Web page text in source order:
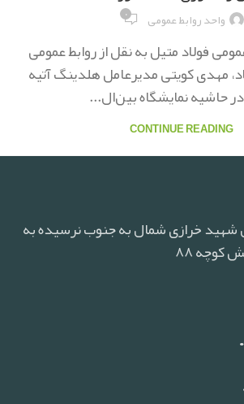
واحد روابط عمومی ۰
فولاد متیل به نقل از روابط عمومی
مهدی کویتی مدیرعامل هلدینگ آتیه
حاشیه نمایشگاه بین‌ال...
CONTINUE READING
شهید خرازی شمال به جنوب نرسیده به
کوچه ۸۸